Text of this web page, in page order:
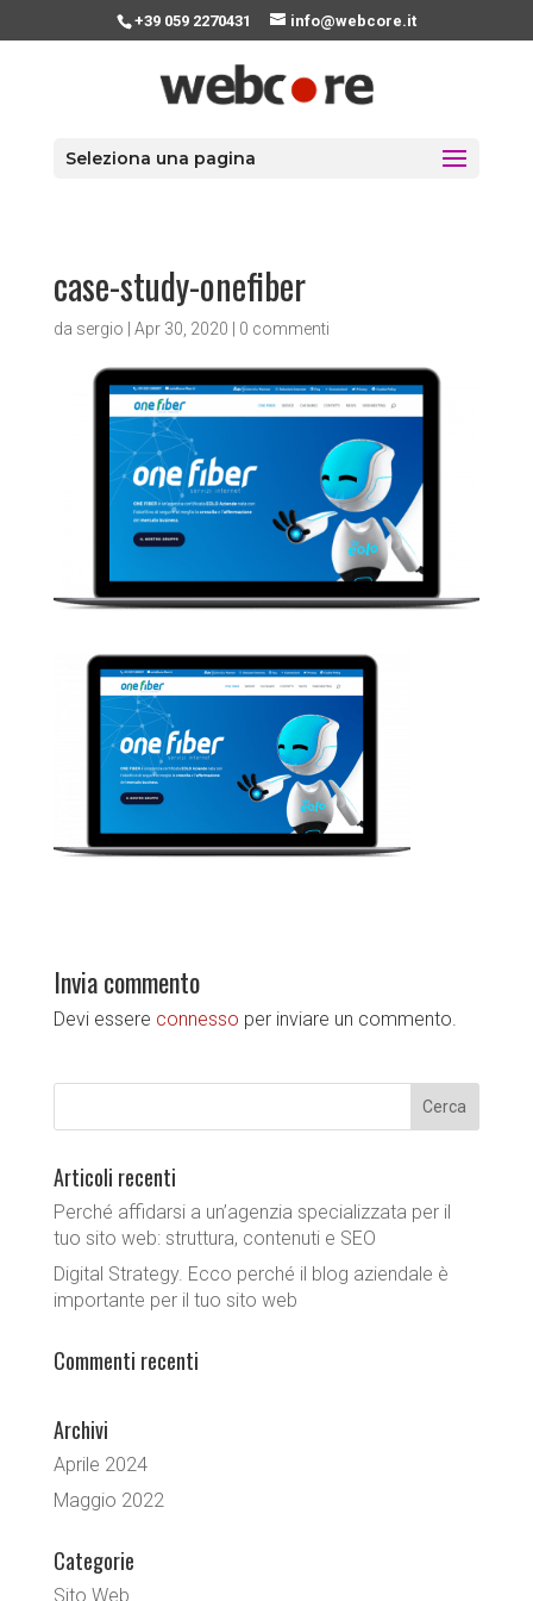
+39 059 2270431 info@webcore.it
Seleziona una pagina
case-study-onefiber
da sergio Apr 30, 2020 0 commenti
Invia commento
Devi essere connesso per inviare un commento.
Articoli recenti
Perché affidarsi a un’agenzia specializzata per il
tuo sito web: struttura, contenuti e SEO
Digital Strategy. Ecco perché il blog aziendale è
importante per il tuo sito web
Commenti recenti
Archivi
Aprile 2024
Maggio 2022
Categorie
Sito Web